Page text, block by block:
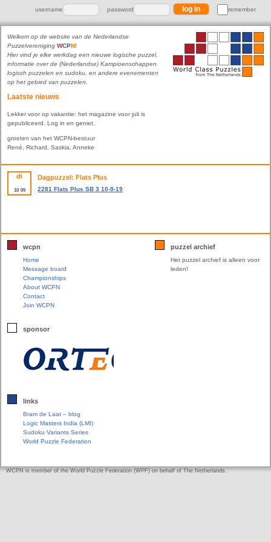
username password remember
Welkom op de website van de Nederlandse
Puzzelvereniging WCPN!
Hier vind je elke werkdag een nieuwe logische puzzel,
informatie over de (Nederlandse) Kampioenschappen
logisch puzzelen en sudoku, en andere evenementen
op het gebied van puzzelen.
Laatste nieuws
Lekker voor op vakantie: het magazine voor juli is
gepubliceerd. Log in en geniet.
groeten van het WCPN-bestuur
René, Richard, Saskia, Anneke
di
10 09
Dagpuzzel: Flats Plus
2281 Flats Plus SB 3 10-9-19
wcpn
Home
Message board
Championships
About WCPN
Contact
Join WCPN
sponsor
links
Bram de Laat – blog
Logic Masters India (LMI)
Sudoku Variants Series
World Puzzle Federation
puzzel archief
Het puzzel archief is alleen voor
leden!
WCPN is member of the World Puzzle Federation (WPF) on behalf of The Netherlands.